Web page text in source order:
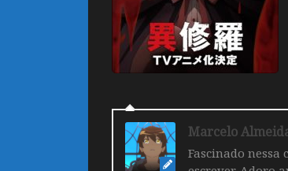
Marcelo
Fascinado